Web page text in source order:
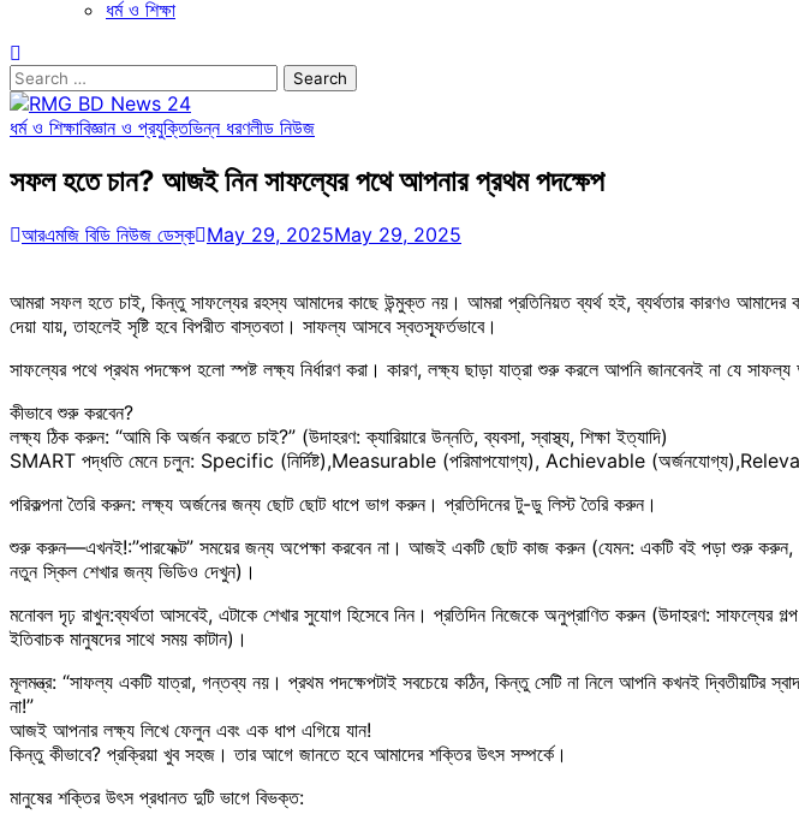
ধর্ম ও শিক্ষা
Search
for:
ধর্ম ও শিক্ষাবিজ্ঞান ও প্রযুক্তিভিন্ন ধরণলীড নিউজ
সফল হতে চান? আজই নিন সাফল্যের পথে আপনার প্রথম পদক্ষেপ
আরএমজি বিডি নিউজ ডেস্ক May 29, 2025May 29, 2025
আমরা সফল হতে চাই, কিন্তু সাফল্যের রহস্য আমাদের কাছে উন্মুক্ত নয়। আমরা প্রতিনিয়ত ব্যর্থ হই, ব্যর্থতার কারণও আমাদের
দেয়া যায়, তাহলেই সৃষ্টি হবে বিপরীত বাস্তবতা। সাফল্য আসবে স্বতস্ফূর্তভাবে।
সাফল্যের পথে প্রথম পদক্ষেপ হলো স্পষ্ট লক্ষ্য নির্ধারণ করা। কারণ, লক্ষ্য ছাড়া যাত্রা শুরু করলে আপনি জানবেনই না যে
কীভাবে শুরু করবেন?
লক্ষ্য ঠিক করুন: “আমি কি অর্জন করতে চাই?” (উদাহরণ: ক্যারিয়ারে উন্নতি, ব্যবসা, স্বাস্থ্য, শিক্ষা ইত্যাদি)
SMART পদ্ধতি মেনে চলুন: Specific (নির্দিষ্ট),Measurable (পরিমাপযোগ্য), Achievable
পরিকল্পনা তৈরি করুন: লক্ষ্য অর্জনের জন্য ছোট ছোট ধাপে ভাগ করুন। প্রতিদিনের টু-ডু লিস্ট তৈরি করুন।
শুরু করুন—এখনই!:”পারফেক্ট” সময়ের জন্য অপেক্ষা করবেন না। আজই একটি ছোট কাজ করুন (যেমন: একটি বই পড়া শুরু করুন,
নতুন স্কিল শেখার জন্য ভিডিও দেখুন)।
মনোবল দৃঢ় রাখুন:ব্যর্থতা আসবেই, এটাকে শেখার সুযোগ হিসেবে নিন। প্রতিদিন নিজেকে অনুপ্রাণিত করুন (উদাহরণ: সাফল্যের
ইতিবাচক মানুষদের সাথে সময় কাটান)।
মূলমন্ত্র: “সাফল্য একটি যাত্রা, গন্তব্য নয়। প্রথম পদক্ষেপটাই সবচেয়ে কঠিন, কিন্তু সেটি না নিলে আপনি কখনই দ্বিতীয়টির
না!”
আজই আপনার লক্ষ্য লিখে ফেলুন এবং এক ধাপ এগিয়ে যান!
কিন্তু কীভাবে? প্রক্রিয়া খুব সহজ। তার আগে জানতে হবে আমাদের শক্তির উৎস সম্পর্কে।
মানুষের শক্তির উৎস প্রধানত দুটি ভাগে বিভক্ত: